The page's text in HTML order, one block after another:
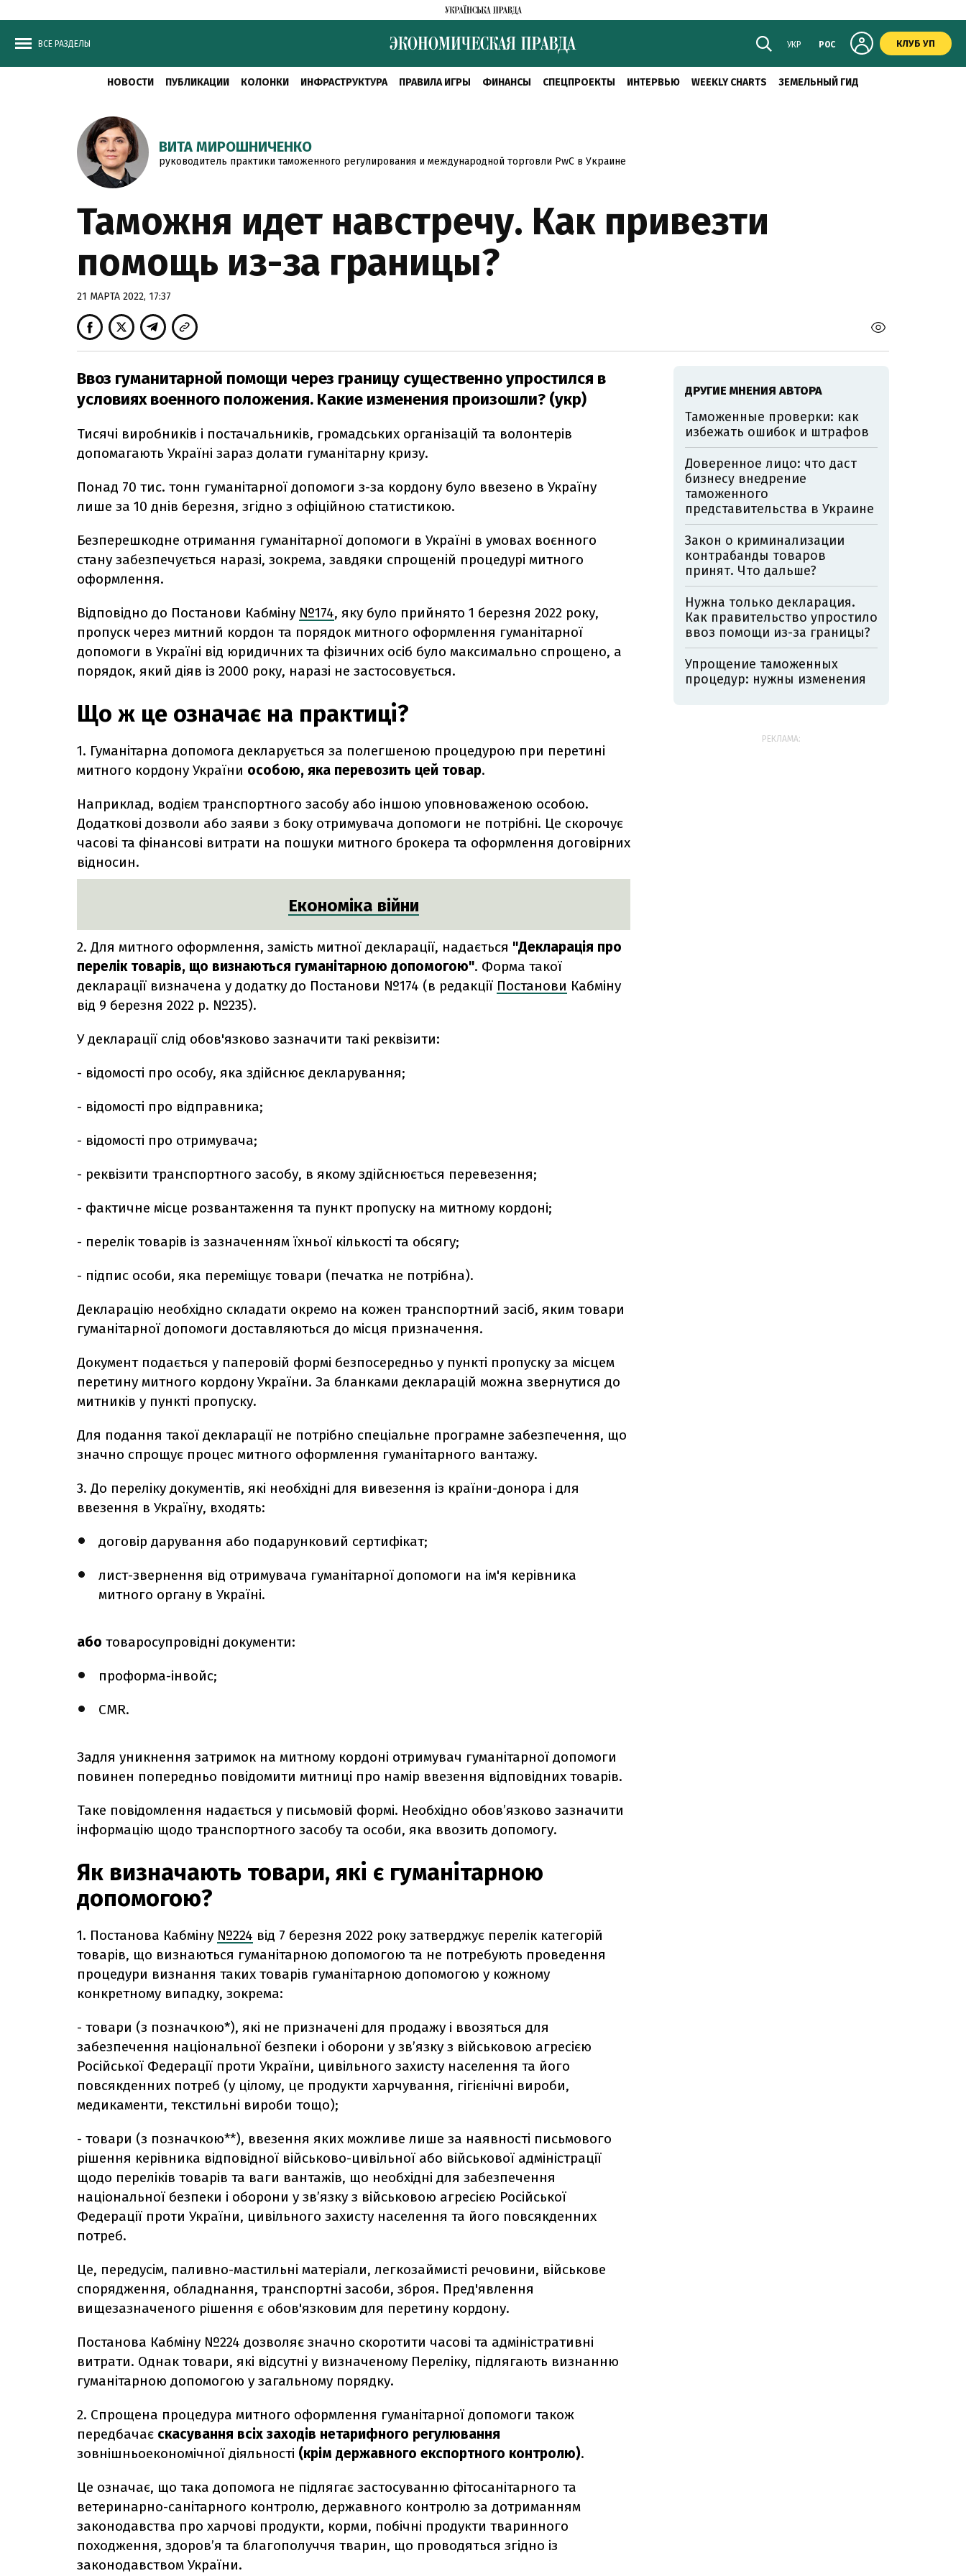
ВСЕ РАЗДЕЛЫ УКР РОС КЛУБ УП
НОВОСТИ ПУБЛИКАЦИИ КОЛОНКИ ИНФРАСТРУКТУРА ПРАВИЛА ИГРЫ ФИНАНСЫ СПЕЦПРОЕКТЫ ИНТЕРВЬЮ WEEKLY CHARTS ЗЕМЕЛЬНЫЙ ГИД
ВИТА МИРОШНИЧЕНКО
руководитель практики таможенного регулирования и международной торговли PwC в Украине
Таможня идет навстречу. Как привезти
помощь из-за границы?
21 МАРТА 2022, 17:37
Ввоз гуманитарной помощи через границу существенно упростился в
условиях военного положения. Какие изменения произошли? (укр)
Тисячі виробників і постачальників, громадських організацій та волонтерів
допомагають Україні зараз долати гуманітарну кризу.
Понад 70 тис. тонн гуманітарної допомоги з-за кордону було ввезено в Україну
лише за 10 днів березня, згідно з офіційною статистикою.
Безперешкодне отримання гуманітарної допомоги в Україні в умовах воєнного
стану забезпечується наразі, зокрема, завдяки спрощеній процедурі митного
оформлення.
Відповідно до Постанови Кабміну №174, яку було прийнято 1 березня 2022 року,
пропуск через митний кордон та порядок митного оформлення гуманітарної
допомоги в Україні від юридичних та фізичних осіб було максимально спрощено, а
порядок, який діяв із 2000 року, наразі не застосовується.
Що ж це означає на практиці?
1. Гуманітарна допомога декларується за полегшеною процедурою при перетині
митного кордону України особою, яка перевозить цей товар.
Наприклад, водієм транспортного засобу або іншою уповноваженою особою.
Додаткові дозволи або заяви з боку отримувача допомоги не потрібні. Це скорочує
часові та фінансові витрати на пошуки митного брокера та оформлення договірних
відносин.
Економіка війни
2. Для митного оформлення, замість митної декларації, надається "Декларація про
перелік товарів, що визнаються гуманітарною допомогою". Форма такої
декларації визначена у додатку до Постанови №174 (в редакції Постанови Кабміну
від 9 березня 2022 р. №235).
У декларації слід обов'язково зазначити такі реквізити:
- відомості про особу, яка здійснює декларування;
- відомості про відправника;
- відомості про отримувача;
- реквізити транспортного засобу, в якому здійснюється перевезення;
- фактичне місце розвантаження та пункт пропуску на митному кордоні;
- перелік товарів із зазначенням їхньої кількості та обсягу;
- підпис особи, яка переміщує товари (печатка не потрібна).
Декларацію необхідно складати окремо на кожен транспортний засіб, яким товари
гуманітарної допомоги доставляються до місця призначення.
Документ подається у паперовій формі безпосередньо у пункті пропуску за місцем
перетину митного кордону України. За бланками декларацій можна звернутися до
митників у пункті пропуску.
Для подання такої декларації не потрібно спеціальне програмне забезпечення, що
значно спрощує процес митного оформлення гуманітарного вантажу.
3. До переліку документів, які необхідні для вивезення із країни-донора і для
ввезення в Україну, входять:
договір дарування або подарунковий сертифікат;
лист-звернення від отримувача гуманітарної допомоги на ім'я керівника
митного органу в Україні.
або товаросупровідні документи:
проформа-інвойс;
CMR.
Задля уникнення затримок на митному кордоні отримувач гуманітарної допомоги
повинен попередньо повідомити митниці про намір ввезення відповідних товарів.
Таке повідомлення надається у письмовій формі. Необхідно обов’язково зазначити
інформацію щодо транспортного засобу та особи, яка ввозить допомогу.
Як визначають товари, які є гуманітарною
допомогою?
1. Постанова Кабміну №224 від 7 березня 2022 року затверджує перелік категорій
товарів, що визнаються гуманітарною допомогою та не потребують проведення
процедури визнання таких товарів гуманітарною допомогою у кожному
конкретному випадку, зокрема:
- товари (з позначкою*), які не призначені для продажу і ввозяться для
забезпечення національної безпеки і оборони у зв’язку з військовою агресією
Російської Федерації проти України, цивільного захисту населення та його
повсякденних потреб (у цілому, це продукти харчування, гігієнічні вироби,
медикаменти, текстильні вироби тощо);
- товари (з позначкою**), ввезення яких можливе лише за наявності письмового
рішення керівника відповідної військово-цивільної або військової адміністрації
щодо переліків товарів та ваги вантажів, що необхідні для забезпечення
національної безпеки і оборони у зв’язку з військовою агресією Російської
Федерації проти України, цивільного захисту населення та його повсякденних
потреб.
Це, передусім, паливно-мастильні матеріали, легкозаймисті речовини, військове
спорядження, обладнання, транспортні засоби, зброя. Пред'явлення
вищезазначеного рішення є обов'язковим для перетину кордону.
Постанова Кабміну №224 дозволяє значно скоротити часові та адміністративні
витрати. Однак товари, які відсутні у визначеному Переліку, підлягають визнанню
гуманітарною допомогою у загальному порядку.
2. Спрощена процедура митного оформлення гуманітарної допомоги також
передбачає скасування всіх заходів нетарифного регулювання
зовнішньоекономічної діяльності (крім державного експортного контролю).
Це означає, що така допомога не підлягає застосуванню фітосанітарного та
ветеринарно-санітарного контролю, державного контролю за дотриманням
законодавства про харчові продукти, корми, побічні продукти тваринного
походження, здоров’я та благополуччя тварин, що проводяться згідно із
законодавством України.
ДРУГИЕ МНЕНИЯ АВТОРА
Таможенные проверки: как
избежать ошибок и штрафов
Доверенное лицо: что даст
бизнесу внедрение
таможенного
представительства в Украине
Закон о криминализации
контрабанды товаров
принят. Что дальше?
Нужна только декларация.
Как правительство упростило
ввоз помощи из-за границы?
Упрощение таможенных
процедур: нужны изменения
РЕКЛАМА: